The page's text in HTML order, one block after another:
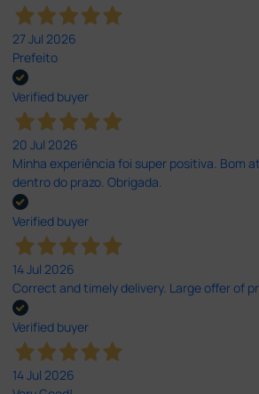
27 Jul 2026
Prefeito
Verified buyer
20 Jul 2026
Minha experiência foi super positiva. Bom
dentro do prazo. Obrigada.
Verified buyer
14 Jul 2026
Correct and timely delivery. Large offer of
Verified buyer
14 Jul 2026